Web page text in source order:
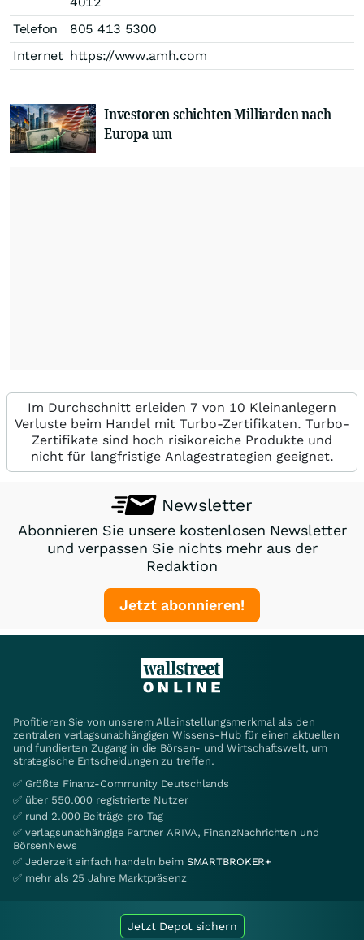
Telefon
805 413 5300
Internet https://www.amh.com
Investoren schichten Milliarden nach
Europa um
Im Durchschnitt erleiden 7 von 10 Kleinanlegern
Verluste beim Handel mit Turbo-Zertifikaten. Turbo-
Zertifikate sind hoch risikoreiche Produkte und
nicht für langfristige Anlagestrategien geeignet.
Newsletter
Abonnieren Sie unsere kostenlosen Newsletter
und verpassen Sie nichts mehr aus der
Redaktion
Jetzt abonnieren!
Profitieren Sie von unserem Alleinstellungsmerkmal als den
zentralen verlagsunabhängigen Wissens-Hub für einen aktuellen
und fundierten Zugang in die Börsen- und Wirtschaftswelt, um
strategische Entscheidungen zu treffen.
✅ Größte Finanz-Community Deutschlands
✅ über 550.000 registrierte Nutzer
✅ rund 2.000 Beiträge pro Tag
✅ verlagsunabhängige Partner ARIVA, FinanzNachrichten und
BörsenNews
✅ Jederzeit einfach handeln beim SMARTBROKER+
✅ mehr als 25 Jahre Marktpräsenz
Jetzt Depot sichern